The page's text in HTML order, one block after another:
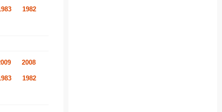
1982
2008
1982